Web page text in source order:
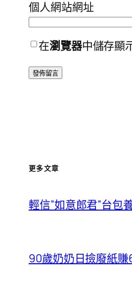
個人網站網址
在瀏覽器中儲存顯
更多文章
輕信”如意郎君”台包
90歲奶奶日撿廢紙